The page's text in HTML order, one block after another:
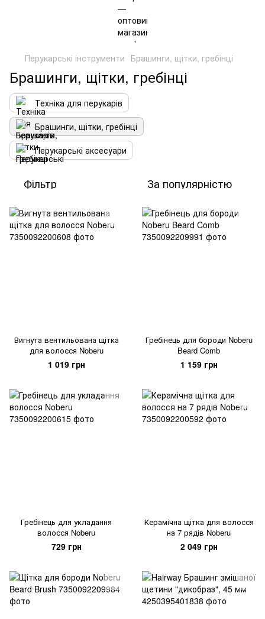
Перукарські інструменти Брашинги, щітки, гребінці
Брашинги, щітки, гребінці
Техніка для перукарів
Брашинги, щітки, гребінці
Перукарські аксесуари
Фільтр За популярністю
Вигнута вентильована щітка
для волосся Noberu
1 019 грн
Гребінець для бороди Noberu
Beard Comb
1 159 грн
Гребінець для укладання
волосся Noberu
729 грн
Керамічна щітка для волосся
на 7 рядів Noberu
2 049 грн